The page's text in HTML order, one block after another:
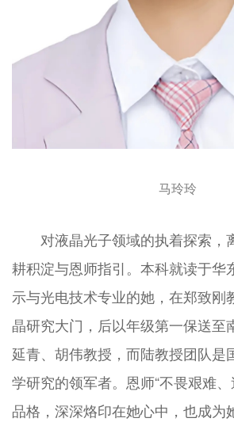
马玲玲
对液晶光子领域的执着探索，
耕积淀与恩师指引。本科就读于华
示与光电技术专业的她，在郑致刚
晶研究大门，后以年级第一保送至
延青、胡伟教授，而陆教授团队是
学研究的领军者。恩师“不畏艰难
品格，深深烙印在她心中，也成为